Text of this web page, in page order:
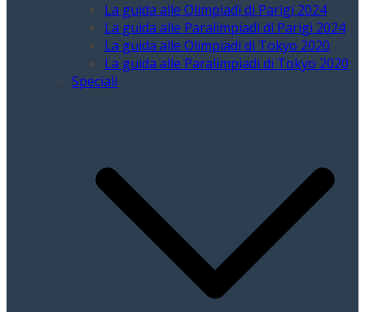
La guida alle Olimpiadi di Parigi 2024
La guida alle Paralimpiadi di Parigi 2024
La guida alle Olimpiadi di Tokyo 2020
La guida alle Paralimpiadi di Tokyo 2020
Speciali